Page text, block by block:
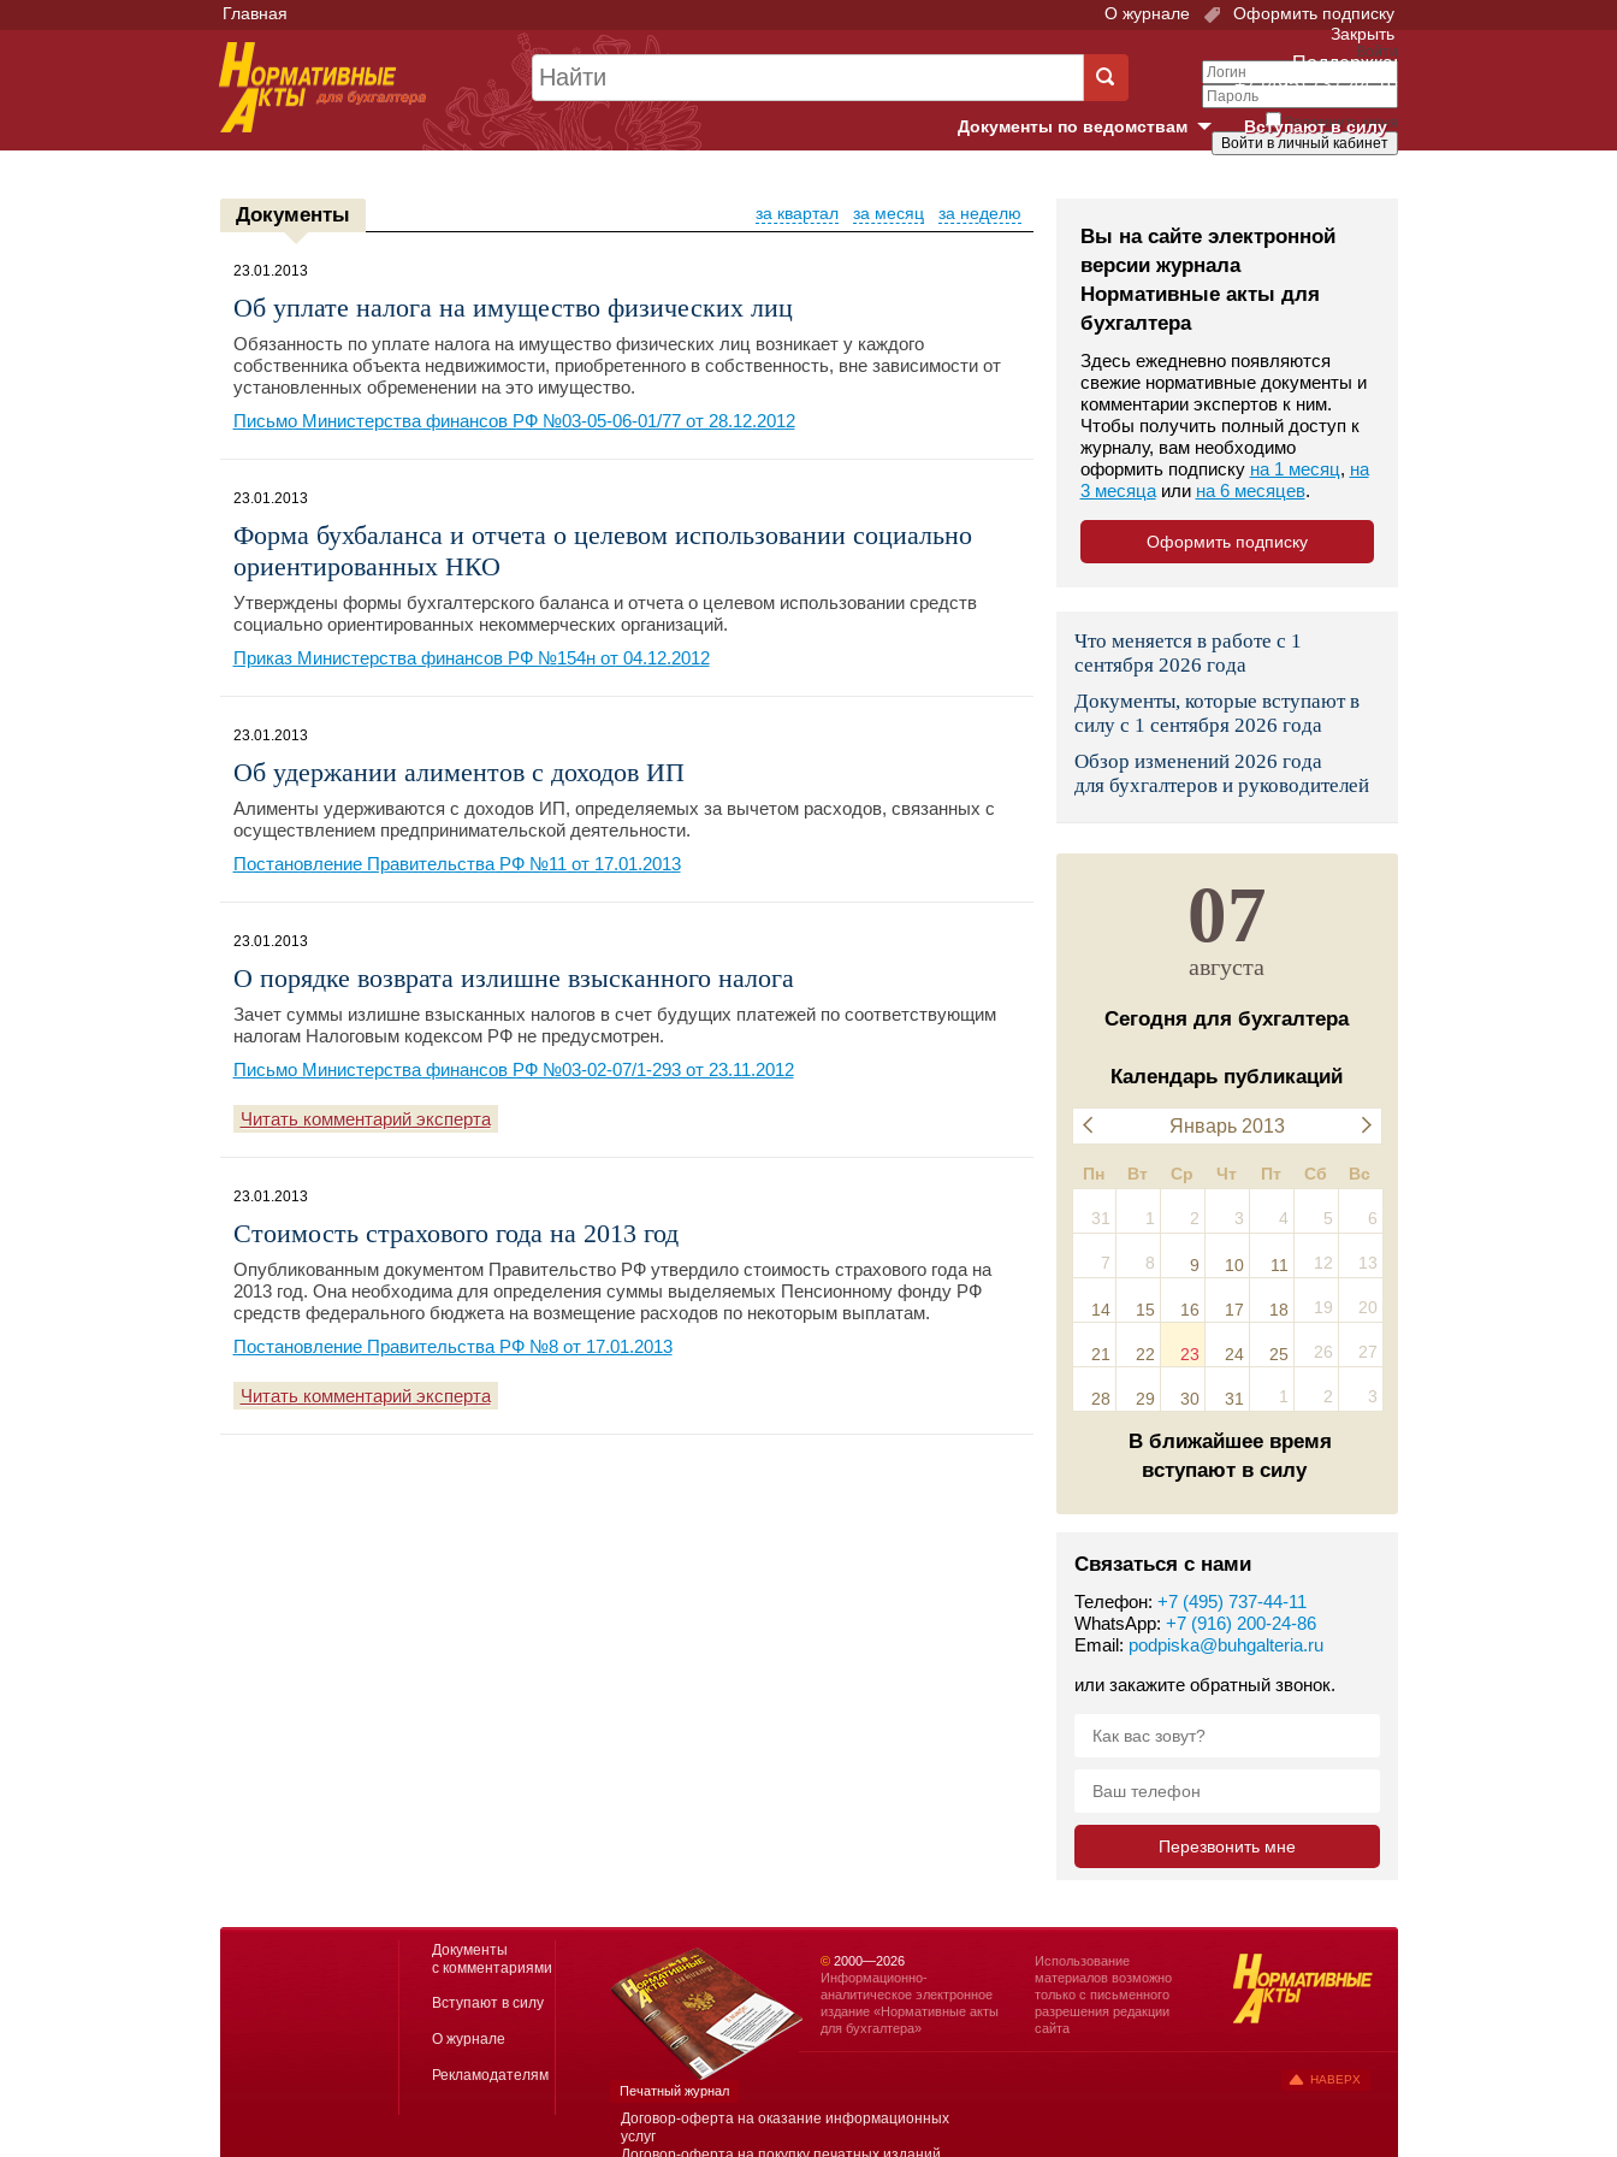
Главная О журнале
Оформить подписку
Закрыть
Войти
Запомнить меня
Поддержка:
+7 (495) 737-44-10
Вступают в силу
Документы по ведомствам
Банк России
Верховный Суд
Гострудинспекция в г. Москве
Конституционный Суд
Пенсионный фонд
Правительство
Социальный фонд России
Суд общей юрисдикции
Федеральная налоговая служба
Документы за неделю
за месяц
за квартал
23.01.2013
Об уплате налога на имущество физических лиц
Обязанность по уплате налога на имущество физических лиц возникает у каждого
собственника объекта недвижимости, приобретенного в собственность, вне зависимости от
установленных обременении на это имущество.
Письмо Министерства финансов РФ №03-05-06-01/77 от 28.12.2012
23.01.2013
Форма бухбаланса и отчета о целевом использовании социально
ориентированных НКО
Утверждены формы бухгалтерского баланса и отчета о целевом использовании средств
социально ориентированных некоммерческих организаций.
Приказ Министерства финансов РФ №154н от 04.12.2012
23.01.2013
Об удержании алиментов с доходов ИП
Алименты удерживаются с доходов ИП, определяемых за вычетом расходов, связанных с
осуществлением предпринимательской деятельности.
Постановление Правительства РФ №11 от 17.01.2013
23.01.2013
О порядке возврата излишне взысканного налога
Зачет суммы излишне взысканных налогов в счет будущих платежей по соответствующим
налогам Налоговым кодексом РФ не предусмотрен.
Письмо Министерства финансов РФ №03-02-07/1-293 от 23.11.2012
Читать комментарий эксперта
23.01.2013
Стоимость страхового года на 2013 год
Опубликованным документом Правительство РФ утвердило стоимость страхового года на
2013 год. Она необходима для определения суммы выделяемых Пенсионному фонду РФ
средств федерального бюджета на возмещение расходов по некоторым выплатам.
Постановление Правительства РФ №8 от 17.01.2013
Читать комментарий эксперта
Вы на сайте электронной
версии журнала
Нормативные акты для
бухгалтера
Здесь ежедневно появляются
свежие нормативные документы и
комментарии экспертов к ним.
Чтобы получить полный доступ к
журналу, вам необходимо
оформить подписку на 1 месяц, на
3 месяцаили на 6 месяцев.
Оформить подписку
Что меняется в работе с 1
сентября 2026 года
Документы, которые вступают в
силу с 1 сентября 2026 года
Обзор изменений 2026 года
для бухгалтеров и руководителей
07
августа
Сегодня для бухгалтера
Календарь публикаций
Январь 2013
Пн Вт Ср Чт Пт Сб Вс
31 1 2 3 4 5 6
7 8 9 10 11 12 13
14 15 16 17 18 19 20
21 22 23 24 25 26 27
28 29 30 31 1 2 3
В ближайшее время
вступают в силу
Связаться с нами
Телефон: +7 (495) 737-44-11
WhatsApp: +7 (916) 200-24-86
Email: podpiska@buhgalteria.ru
или закажите обратный звонок.
Договор-оферта на оказание информационных
услуг
Документы
с комментариями
Вступают в силу
О журнале
Рекламодателям
Печатный журнал
©2000—2026
Информационно-
аналитическое электронное
издание «Нормативные акты
для бухгалтера»
Использование
материалов возможно
только с письменного
разрешения редакции
сайта
НАВЕРХ